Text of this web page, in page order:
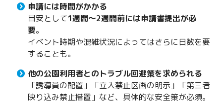
申請には時間がかかる
目安として1週間〜2週間前には申請書提出が必
要。
イベント時期や混雑状況によってはさらに日数を要
することも。
他の公園利用者とのトラブル回避策を求められる
「誘導員の配置」「立入禁止区画の明示」「第三者
映り込み禁止措置」など、具体的な安全策が必須。